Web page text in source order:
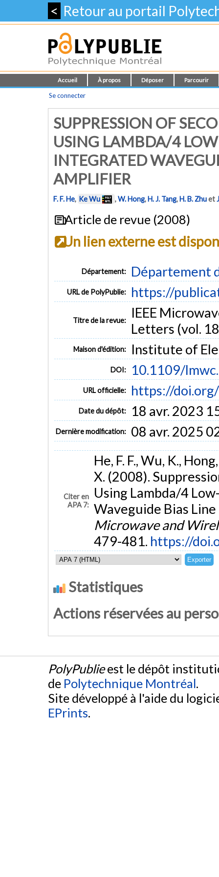
< Retour au portail
Accueil À propos Déposer Parcourir
Se connecter
SUPPRESSION OF
USING LAMBDA/4
INTEGRATED
AMPLIFIER
F. F. He, Ke Wu ,W. Hong,H. J. Tang,H. B. Zhuet
Article de revue (2008)
Un lien externe est
Département: Département
URL de PolyPublie: https://
Titre de la revue:
IEEE
Letters (vol.
Maison d'édition: Institute of
DOI: 10.1109/
URL officielle: https://
Date du dépôt: 18 avr. 2023
Dernière modification: 08 avr. 2025
Citer en
APA 7:
He, F. F., Wu, K.,
X. (2008).
Using Lambda/4
Waveguide Bias
Microwave and
479-481. https://
Statistiques
Actions réservées au
PolyPublieest le dépôt
de Polytechnique Montréal.
Site développé à l'aide du
EPrints.